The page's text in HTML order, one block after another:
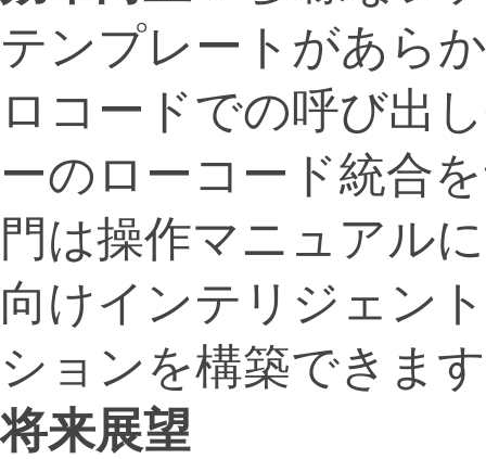
テンプレートがあら
ロコードでの呼び出
ーのローコード統合
門は操作マニュアル
向けインテリジェン
ションを構築できま
将来展望